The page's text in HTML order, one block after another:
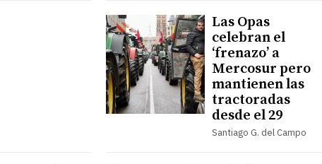
Las Opas
celebran el
‘frenazo’ a
Mercosur pero
mantienen las
tractoradas
desde el 29
Santiago G. del Campo